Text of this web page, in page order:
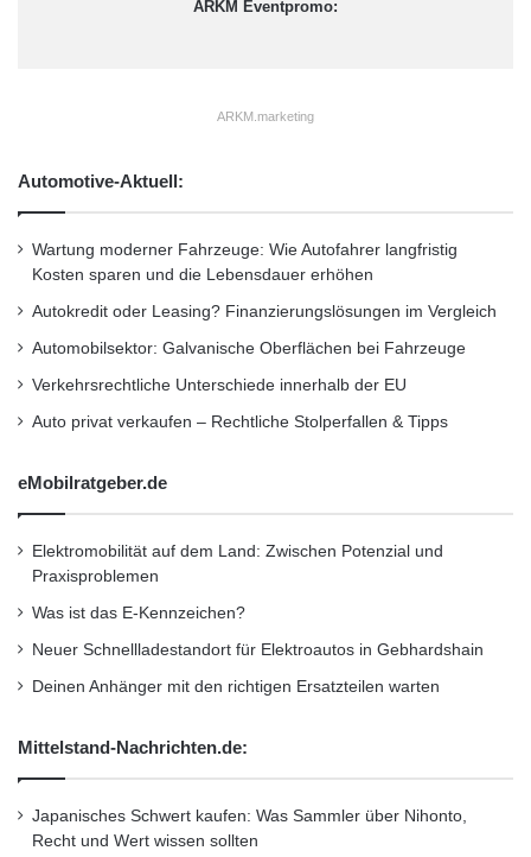
ARKM Eventpromo:
ARKM.marketing
Automotive-Aktuell:
Wartung moderner Fahrzeuge: Wie Autofahrer langfristig
Kosten sparen und die Lebensdauer erhöhen
Autokredit oder Leasing? Finanzierungslösungen im Vergleich
Automobilsektor: Galvanische Oberflächen bei Fahrzeuge
Verkehrsrechtliche Unterschiede innerhalb der EU
Auto privat verkaufen – Rechtliche Stolperfallen & Tipps
eMobilratgeber.de
Elektromobilität auf dem Land: Zwischen Potenzial und
Praxisproblemen
Was ist das E-Kennzeichen?
Neuer Schnellladestandort für Elektroautos in Gebhardshain
Deinen Anhänger mit den richtigen Ersatzteilen warten
Mittelstand-Nachrichten.de:
Japanisches Schwert kaufen: Was Sammler über Nihonto,
Recht und Wert wissen sollten